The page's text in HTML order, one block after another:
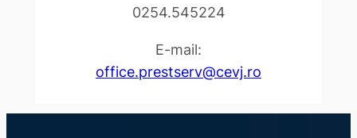
0254.545224
E-mail:
office.prestserv@cevj.ro